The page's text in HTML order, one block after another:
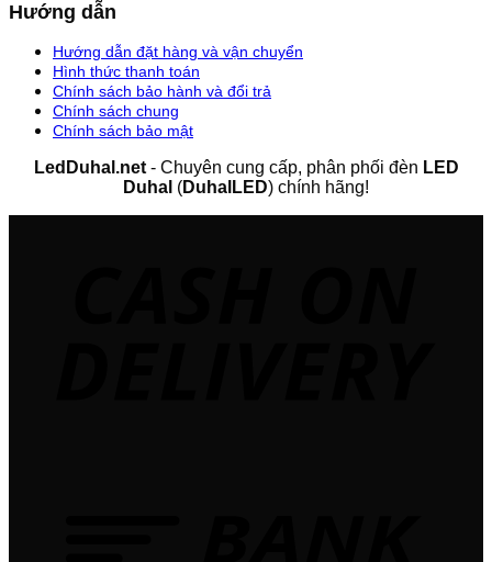
Hướng dẫn
Hướng dẫn đặt hàng và vận chuyển
Hình thức thanh toán
Chính sách bảo hành và đổi trả
Chính sách chung
Chính sách bảo mật
LedDuhal.net- Chuyên cung cấp, phân phối đèn LED
Duhal (DuhalLED) chính hãng!